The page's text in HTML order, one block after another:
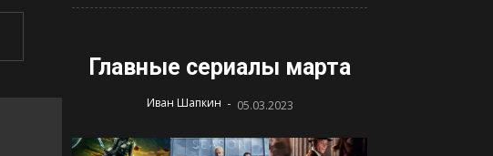
Главные сериалы марта
Иван Шапкин - 05.03.2023